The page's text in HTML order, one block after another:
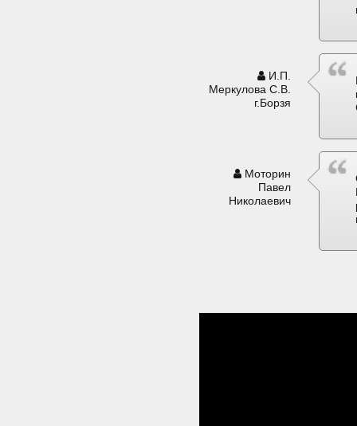
И.П.
Меркулова С.В.
г.Борзя
Моторин
Павел
Николаевич